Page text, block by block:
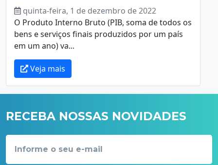
quinta-feira, 1 de dezembro de 2022
O Produto Interno Bruto (PIB, soma de todos os
bens e serviços finais produzidos por um país
em um ano) va...
Veja mais
RECEBA NOSSAS NOVIDADES